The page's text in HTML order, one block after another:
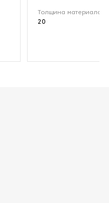
Толщина материала
20